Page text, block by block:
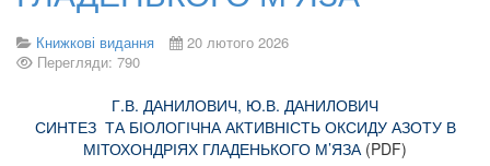
Книжкові видання
20 лютого 2026
Перегляди: 790
Г.В. ДАНИЛОВИЧ, Ю.В. ДАНИЛОВИЧ
СИНТЕЗ ТА БІОЛОГІЧНА АКТИВНІСТЬ ОКСИДУ АЗОТУ В
МІТОХОНДРІЯХ ГЛАДЕНЬКОГО М’ЯЗА(PDF)